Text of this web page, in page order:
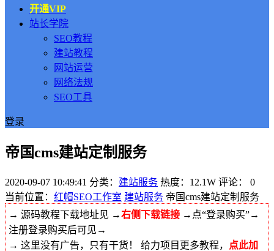
开通VIP
站长学院
SEO教程
建站教程
网站运营
网络法规
SEO工具
登录
帝国cms建站定制服务
2020-09-07 10:49:41 分类： 建站服务 热度：12.1W 评论：
0
当前位置： 红帽SEO工作室 建站服务 帝国cms建站定制服务
→ 源码教程下载地址见 →右侧下载链接 →点“登录购买”→
注册登录购买后可见→
→ 这里没有广告，只有干货！ 给力项目更多教程，
点此加